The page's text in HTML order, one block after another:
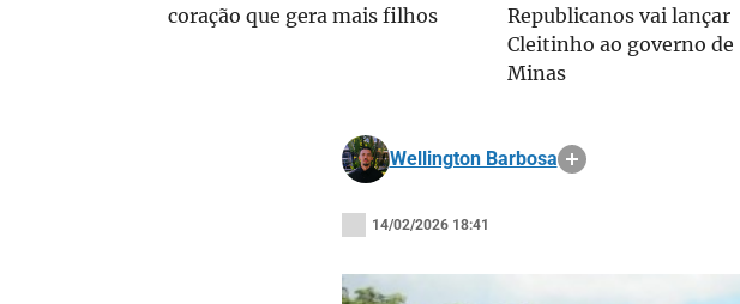
coração que gera mais filhos
Republicanos vai lançar
Cleitinho ao governo de
Minas
Wellington Barbosa
14/02/2026 18:41